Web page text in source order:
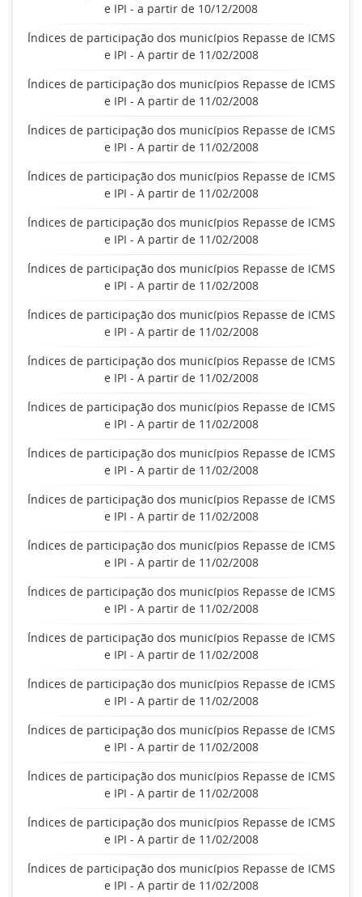
e IPI - a partir de 10/12/2008
Índices de participação dos municípios Repasse de ICMS
e IPI - A partir de 11/02/2008
Índices de participação dos municípios Repasse de ICMS
e IPI - A partir de 11/02/2008
Índices de participação dos municípios Repasse de ICMS
e IPI - A partir de 11/02/2008
Índices de participação dos municípios Repasse de ICMS
e IPI - A partir de 11/02/2008
Índices de participação dos municípios Repasse de ICMS
e IPI - A partir de 11/02/2008
Índices de participação dos municípios Repasse de ICMS
e IPI - A partir de 11/02/2008
Índices de participação dos municípios Repasse de ICMS
e IPI - A partir de 11/02/2008
Índices de participação dos municípios Repasse de ICMS
e IPI - A partir de 11/02/2008
Índices de participação dos municípios Repasse de ICMS
e IPI - A partir de 11/02/2008
Índices de participação dos municípios Repasse de ICMS
e IPI - A partir de 11/02/2008
Índices de participação dos municípios Repasse de ICMS
e IPI - A partir de 11/02/2008
Índices de participação dos municípios Repasse de ICMS
e IPI - A partir de 11/02/2008
Índices de participação dos municípios Repasse de ICMS
e IPI - A partir de 11/02/2008
Índices de participação dos municípios Repasse de ICMS
e IPI - A partir de 11/02/2008
Índices de participação dos municípios Repasse de ICMS
e IPI - A partir de 11/02/2008
Índices de participação dos municípios Repasse de ICMS
e IPI - A partir de 11/02/2008
Índices de participação dos municípios Repasse de ICMS
e IPI - A partir de 11/02/2008
Índices de participação dos municípios Repasse de ICMS
e IPI - A partir de 11/02/2008
Índices de participação dos municípios Repasse de ICMS
e IPI - A partir de 11/02/2008